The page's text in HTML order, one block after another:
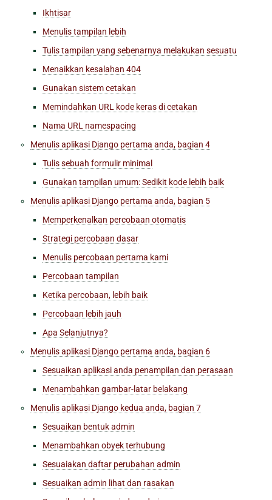
Ikhtisar
Menulis tampilan lebih
Tulis tampilan yang sebenarnya melakukan sesuatu
Menaikkan kesalahan 404
Gunakan sistem cetakan
Memindahkan URL kode keras di cetakan
Nama URL namespacing
Menulis aplikasi Django pertama anda, bagian 4
Tulis sebuah formulir minimal
Gunakan tampilan umum: Sedikit kode lebih baik
Menulis aplikasi Django pertama anda, bagian 5
Memperkenalkan percobaan otomatis
Strategi percobaan dasar
Menulis percobaan pertama kami
Percobaan tampilan
Ketika percobaan, lebih baik
Percobaan lebih jauh
Apa Selanjutnya?
Menulis aplikasi Django pertama anda, bagian 6
Sesuaikan aplikasianda penampilan dan perasaan
Menambahkan gambar-latar belakang
Menulis aplikasi Django kedua anda, bagian 7
Sesuaikan bentuk admin
Menambahkan obyek terhubung
Sesuaiakan daftar perubahan admin
Sesuaikan admin lihat dan rasakan